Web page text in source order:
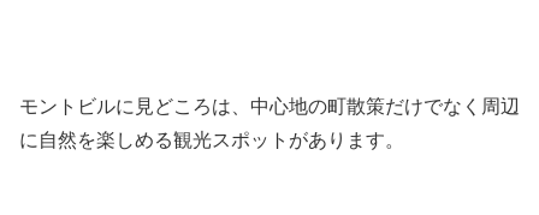
モントビルに見どころは、中心地の町散策だけでなく周辺
に自然を楽しめる観光スポットがあります。